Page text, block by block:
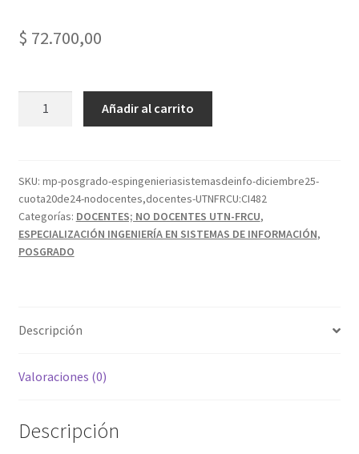
$ 72.700,00
Sistemas
de
Información
-
No
20
24
cantidad
Añadir al carrito
SKU: mp-posgrado-espingenieriasistemasdeinfo-diciembre25-
cuota20de24-nodocentes,docentes-UTNFRCU:CI482
Categorías: DOCENTES; NO DOCENTES UTN-FRCU,
ESPECIALIZACIÓN INGENIERÍA EN SISTEMAS DE INFORMACIÓN,
POSGRADO
Descripción
Valoraciones (0)
Descripción